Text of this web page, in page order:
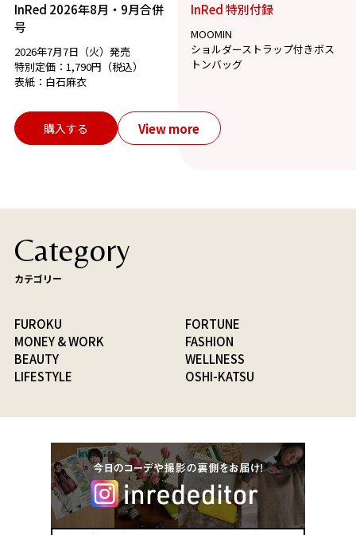
InRed 2026年8月・9月合併
号
2026年7月7日（火）発売
特別定価：1,790円（税込）
表紙：白石麻衣
InRed 特別付録
MOOMIN
ショルダーストラップ付きボス
トンバッグ
購入する View more
Category
カテゴリー
FUROKU
FORTUNE
MONEY & WORK
FASHION
BEAUTY
WELLNESS
LIFESTYLE
OSHI-KATSU